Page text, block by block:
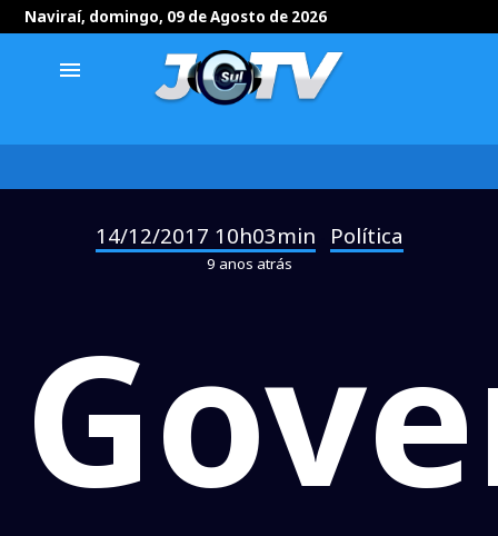
Naviraí, domingo, 09 de Agosto de 2026
menu
14/12/2017 10h03min Política
9 anos atrás